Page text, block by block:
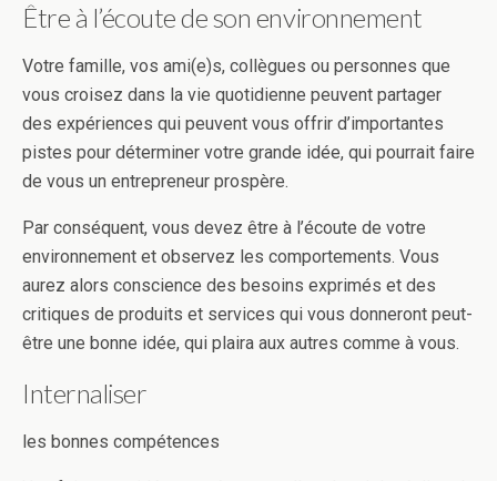
Être à l’écoute de son environnement
Votre famille, vos ami(e)s, collègues ou personnes que
vous croisez dans la vie quotidienne peuvent partager
des expériences qui peuvent vous offrir d’importantes
pistes pour déterminer votre grande idée, qui pourrait faire
de vous un entrepreneur prospère.
Par conséquent, vous devez être à l’écoute de votre
environnement et observez les comportements. Vous
aurez alors conscience des besoins exprimés et des
critiques de produits et services qui vous donneront peut-
être une bonne idée, qui plaira aux autres comme à vous.
Internaliser
les bonnes compétences